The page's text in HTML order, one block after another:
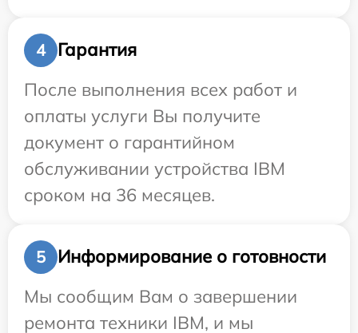
4
Гарантия
После выполнения всех работ и
оплаты услуги Вы получите
документ о гарантийном
обслуживании устройства IBM
сроком на 36 месяцев.
5
Информирование о готовности
Мы сообщим Вам о завершении
ремонта техники IBM, и мы